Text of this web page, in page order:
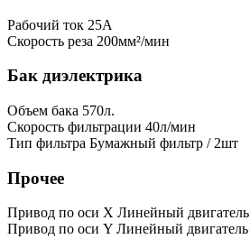
Рабочий ток 25А
Скорость реза 200мм²/мин
Бак диэлектрика
Объем бака 570л.
Скорость фильтрации 40л/мин
Тип фильтра Бумажный фильтр / 2шт
Прочее
Привод по оси X Линейный двигатель
Привод по оси Y Линейный двигатель